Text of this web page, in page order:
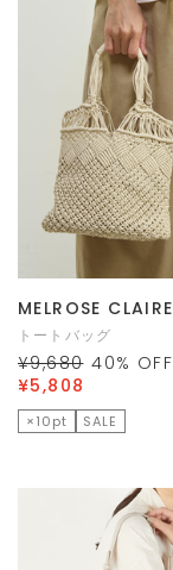
MELROSE CLAIRE
トートバッグ
¥9,680 40% OFF
¥5,808
×10pt SALE